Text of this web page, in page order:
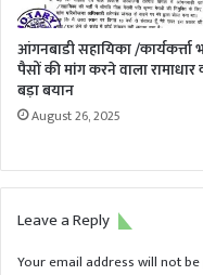
आंगनबाडी सहायिका /कार्यकर्त्ता
पैसों की मांग करने वाला रामाधार
बड़ा बयान
August 26, 2025
Leave a Reply
Your email address will not